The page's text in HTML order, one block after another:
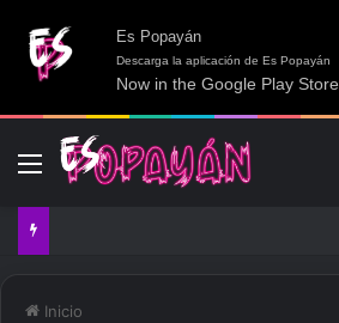
Es Popayán
Descarga la aplicación de Es Popayán
Now in the Google Play Store
Menú
Inicio